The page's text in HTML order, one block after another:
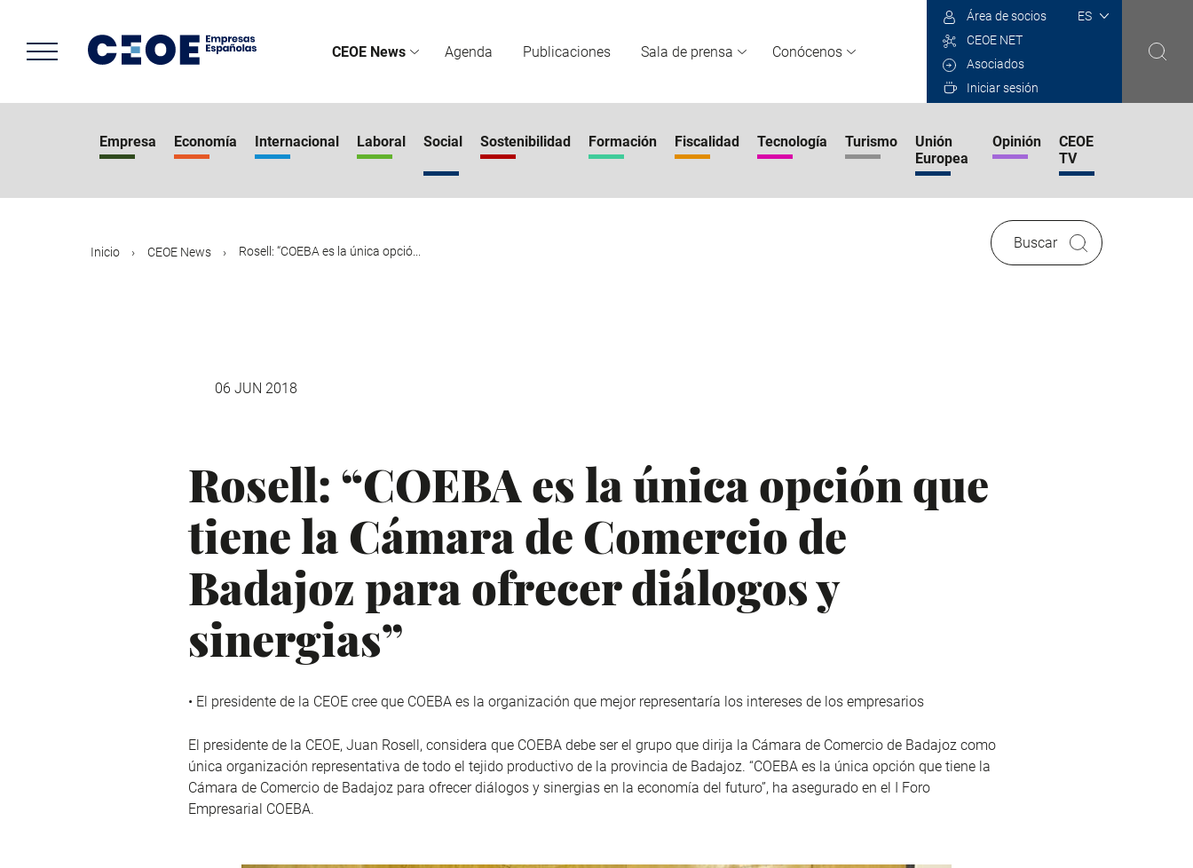
contenido
principal
CEOE News Agenda Publicaciones Sala de prensa Conócenos
Select
Área de socios
CEOE NET
Asociados
Iniciar sesión
Empresa Economía Internacional Laboral Social Sostenibilidad Formación Fiscalidad Tecnología Turismo
Unión
Europea
Opinión
CEOE
TV
Inicio CEOE News Rosell: “COEBA es la única opció...
Buscar
06 JUN 2018
Rosell: “COEBA es la única opción que
tiene la Cámara de Comercio de
Badajoz para ofrecer diálogos y
sinergias”
• El presidente de la CEOE cree que COEBA es la organización que mejor representaría los intereses de los empresarios
El presidente de la CEOE, Juan Rosell, considera que COEBA debe ser el grupo que dirija la Cámara de Comercio de Badajoz como
única organización representativa de todo el tejido productivo de la provincia de Badajoz. “COEBA es la única opción que tiene la
Cámara de Comercio de Badajoz para ofrecer diálogos y sinergias en la economía del futuro”, ha asegurado en el I Foro
Empresarial COEBA.